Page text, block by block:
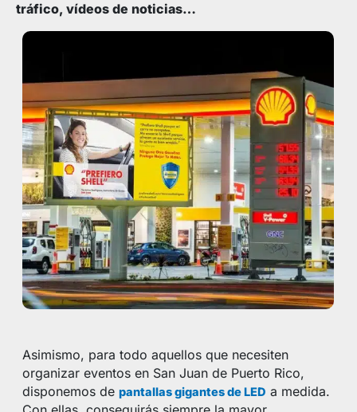
tráfico, vídeos de noticias…
Asimismo, para todo aquellos que necesiten
organizar eventos en San Juan de Puerto Rico,
disponemos depantallas gigantes de LED a medida.